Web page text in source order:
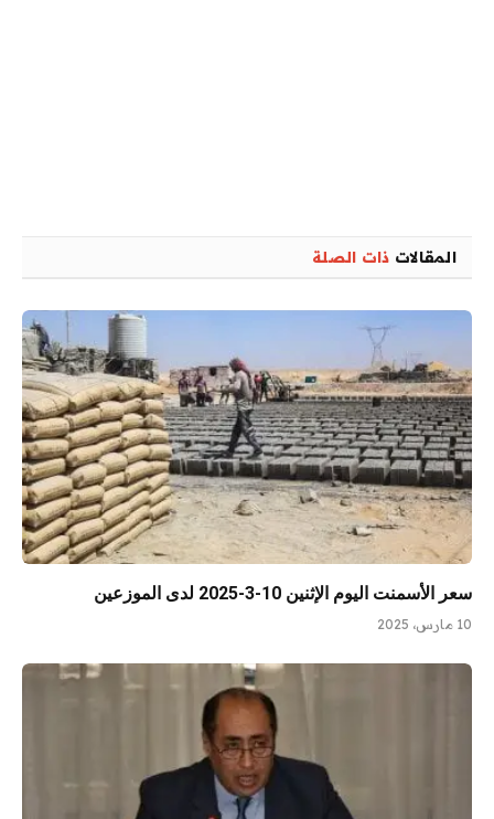
المقالات ذات الصلة
سعر الأسمنت اليوم الإثنين 10-3-2025 لدى الموزعين
10 مارس، 2025